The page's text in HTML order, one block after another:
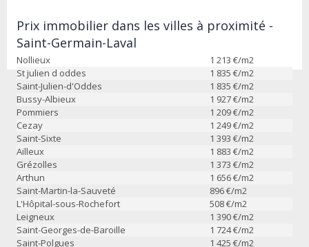
Prix immobilier dans les villes à proximité -
Saint-Germain-Laval
Nollieux 1 213 €/m2
St julien d oddes
1 835 €/m2
Saint-Julien-d'Oddes
1 835 €/m2
Bussy-Albieux
1 927€/m2
Pommiers
1 209€/m2
Cezay
1 249€/m2
Saint-Sixte
1 393 €/m2
Ailleux
1 883 €/m2
Grézolles
1 373 €/m2
Arthun
1 656€/m2
Saint-Martin-la-Sauveté
896€/m2
L'Hôpital-sous-Rochefort
508€/m2
Leigneux
1 390€/m2
Saint-Georges-de-Baroille
1 724€/m2
Saint-Polgues
1 425 €/m2